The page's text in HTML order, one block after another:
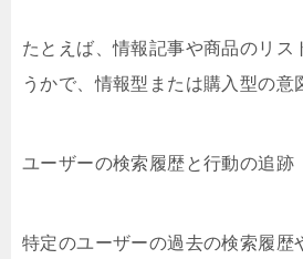
たとえば、情報記事や商品のリス
うかで、情報型または購入型の意
ユーザーの検索履歴と行動の追跡
特定のユーザーの過去の検索履歴